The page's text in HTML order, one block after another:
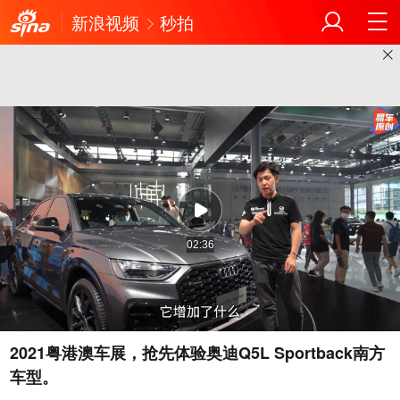
新浪视频 秒拍
02:36
2021粤港澳车展，抢先体验奥迪Q5L Sportback南方